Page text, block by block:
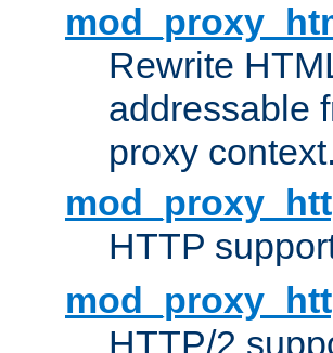
Rewrite
addressable
proxy context.
HTTP
HTTP/2